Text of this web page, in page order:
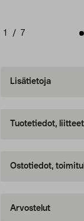
1 / 7
Lisätietoja
Tuotetiedot,
Ostotiedot,
Arvostelut